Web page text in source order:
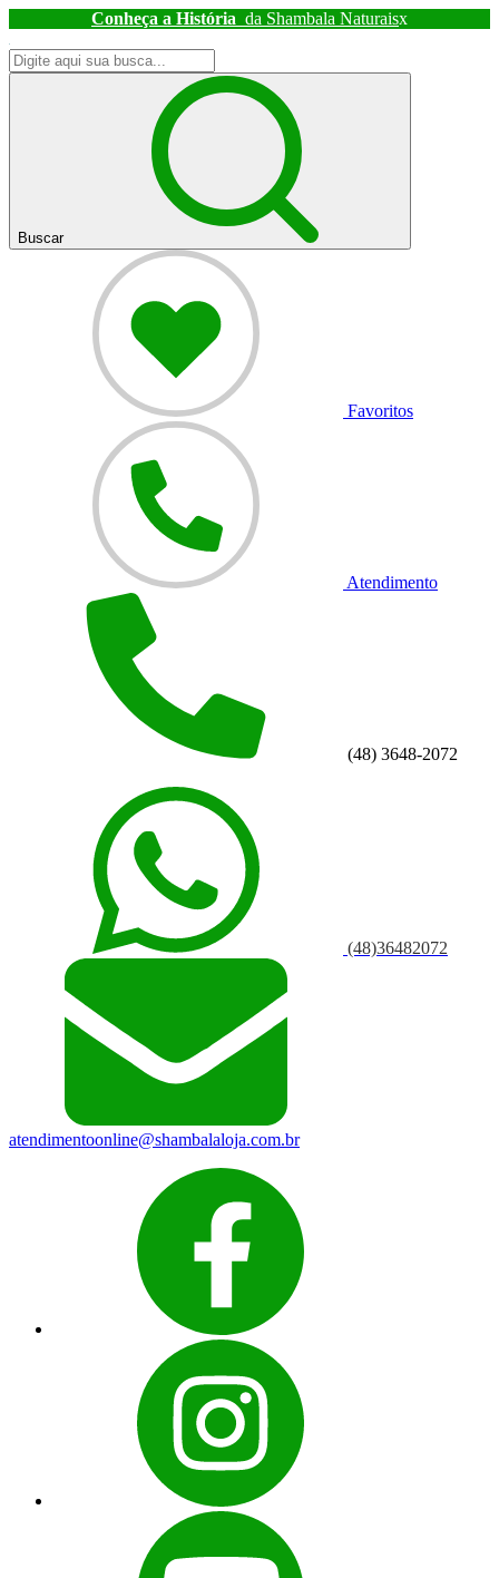
Conheça a História da Shambala Naturaisx
Buscar
Favoritos
Atendimento
(48) 3648-2072
(48)36482072
atendimentoonline@shambalaloja.com.br